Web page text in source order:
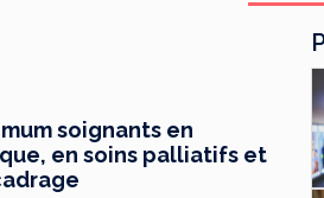
soignants en
en soins palliatifs et